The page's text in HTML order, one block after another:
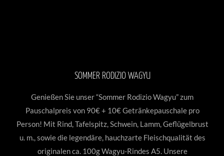
SOMMER RODIZIO WAGYU
Genießen Sie unser “Sommer Rodizio Wagyu” zum
Pauschalpreis von 90€ + 10€ Getränkepauschale pro
Person! Mit Rind, Tafelspitz, Schwein, Lamm, Geflügelbrust
u. m., sowie die legendäre, hauchzarte Fleischqualität des
originalen ca. 100g Wagyu-Rindes A5. Unsere